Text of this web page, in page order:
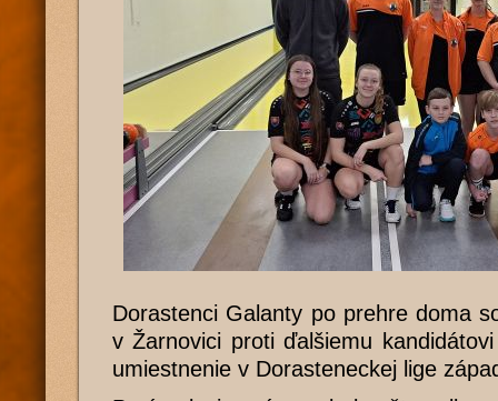
Dorastenci Galanty po prehre doma
v Žarnovici proti ďalšiemu
umiestnenie v Dorasteneckej lige